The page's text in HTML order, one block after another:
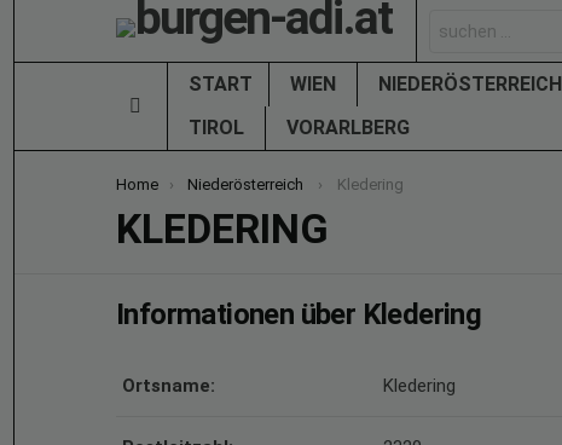
for:
START WIEN NIEDERÖSTERREICH
TIROL
VORARLBERG
You are here:
Home Niederösterreich Kledering
KLEDERING
Informationen über Kledering
Ortsname: Kledering